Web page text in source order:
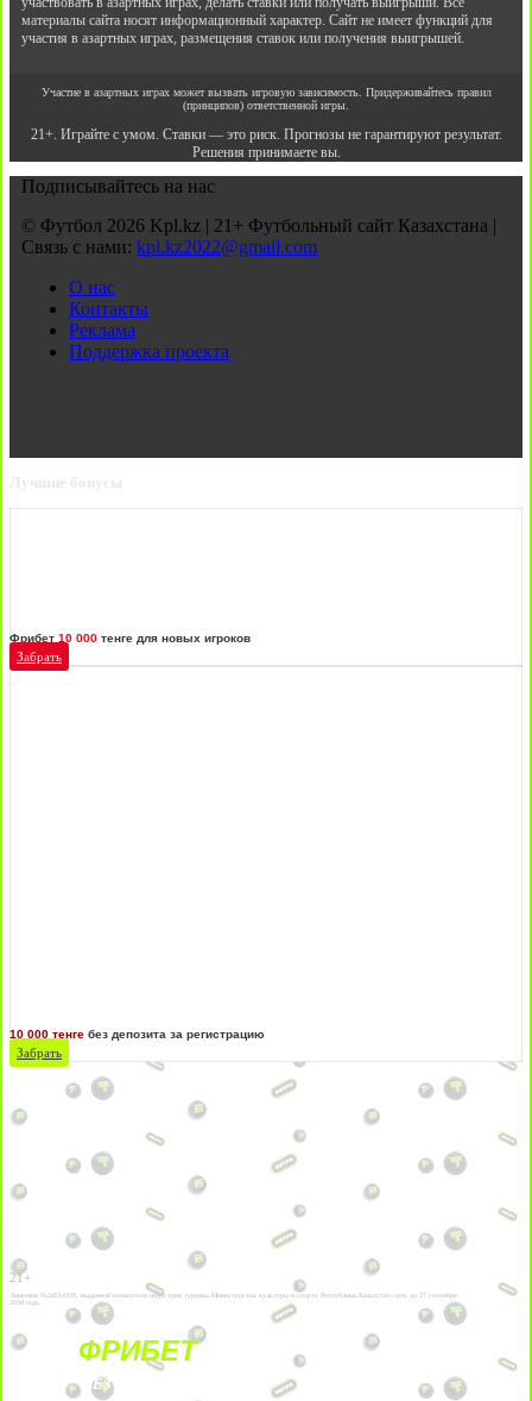
материалы сайта носят информационный характер. Сайт не имеет функций для
участия в азартных играх, размещения ставок или получения выигрышей.
Участие в азартных играх может вызвать игровую зависимость. Придерживайтесь правил
(принципов) ответственной игры.
21+. Играйте с умом. Ставки — это риск. Прогнозы не гарантируют результат.
Решения принимаете вы.
Подписывайтесь на нас
© Футбол 2026 Kpl.kz | 21+ Футбольный сайт Казахстана |
Связь с нами: kpl.kz2022@gmail.com
О нас
Контакты
Реклама
Поддержка проекта
Лучшие бонусы
Фрибет 10 000 тенге для новых игроков
Забрать
10 000 тенге без депозита за регистрацию
Забрать
21+
Лицензии №24514359, выданной комитетом индустрии туризма Министерства культуры и спорта Республики Казахстан срок до 27 сентября
2034 года.
ФРИБЕТ
БЕЗ УСЛОВИЙ